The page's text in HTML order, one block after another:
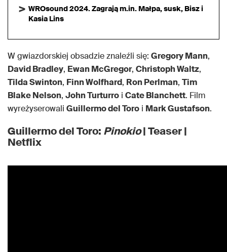
WROsound 2024. Zagrają m.in. Małpa, susk, Bisz i
Kasia Lins
W gwiazdorskiej obsadzie znaleźli się: Gregory Mann,
David Bradley, Ewan McGregor, Christoph Waltz,
Tilda Swinton, Finn Wolfhard, Ron Perlman, Tim
Blake Nelson, John Turturro i Cate Blanchett. Film
wyreżyserowali Guillermo del Toro i Mark Gustafson.
Guillermo del Toro: Pinokio| Teaser |
Netflix